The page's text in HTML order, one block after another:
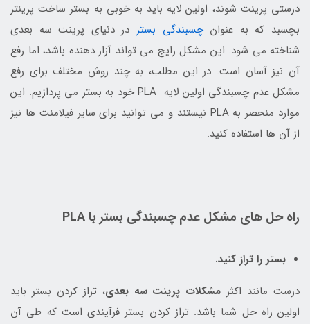
درستی پرینت شوند، اولین لایه باید به خوبی به بستر ساخت پرینتر
بچسبد که به عنوانچسبندگی بستر در دنیای پرینت سه بعدی
شناخته می شود. این مشکل رایج می تواند آزار دهنده باشد، اما رفع
آن نیز آسان است. در این مطلب، به چند روش مختلف برای رفع
مشکل عدم چسبندگی اولین لایه PLA خود به بستر می پردازیم. این
موارد منحصر به PLA نیستند و می توانید برای سایر فیلامنت ها نیز
از آن ها استفاده کنید.
راه حل های مشکل عدم چسبندگی بستر با PLA
بستر را تراز کنید.
درست مانند اکثر مشکلات پرینت سه بعدی، تراز کردن بستر باید
اولین راه حل شما باشد. تراز کردن بستر فرآیندی است که طی آن